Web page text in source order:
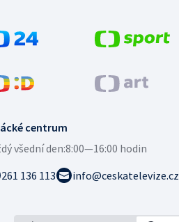
centrum
všední den:8:00—16:00 hodin
261 136 113
info@ceskatelevize.cz